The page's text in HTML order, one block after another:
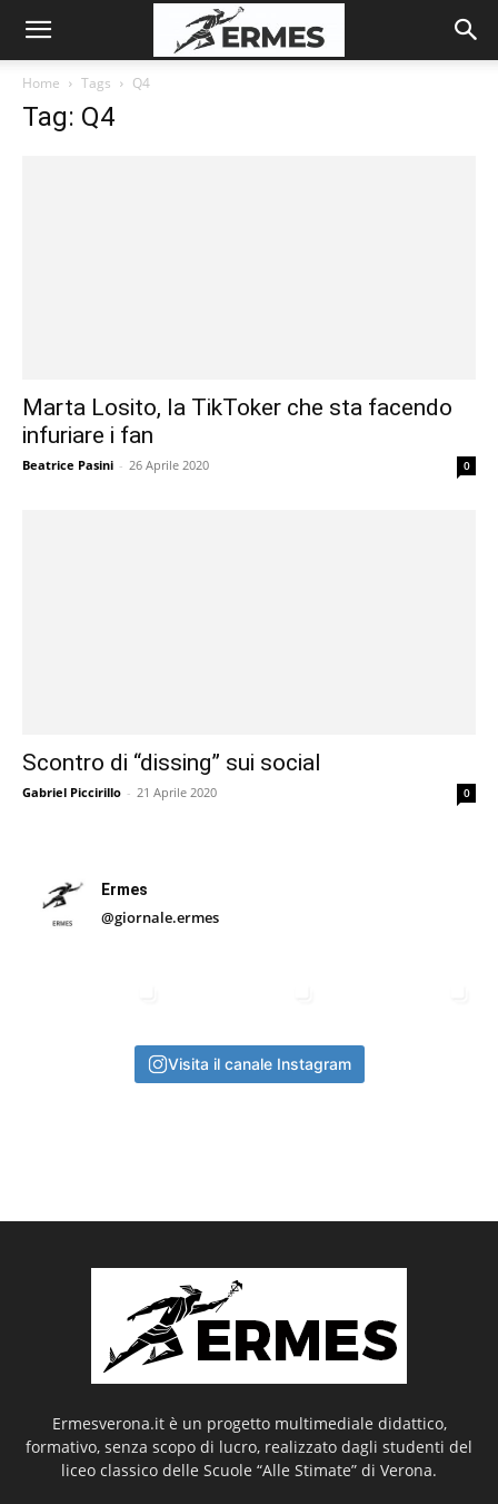
Home Tags Q4
Tag: Q4
Marta Losito, la TikToker che sta facendo
infuriare i fan
Beatrice Pasini - 26 Aprile 2020 0
Scontro di “dissing” sui social
Gabriel Piccirillo - 21 Aprile 2020 0
Ermes
@giornale.ermes
Visita il canale Instagram
Ermesverona.it è un progetto multimediale didattico,
formativo, senza scopo di lucro, realizzato dagli studenti del
liceo classico delle Scuole “Alle Stimate” di Verona.